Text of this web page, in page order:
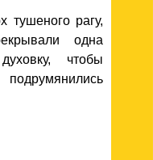
тушеного рагу,
одна
чтобы